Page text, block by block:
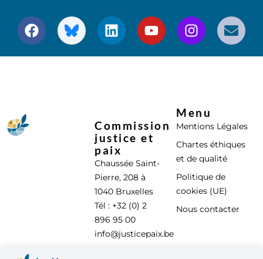
Commission
justice et
paix
Chaussée Saint-
Pierre, 208 à
1040 Bruxelles
Tél : +32 (0) 2
896 95 00
info@justicepaix.be
Menu
Mentions Légales
Chartes éthiques
et de qualité
Politique de
cookies (UE)
Nous contacter